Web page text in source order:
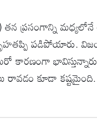
ప్రసంగాన్ని
పడిపోయారు.
రావడం కూడా కష్టమైంది.